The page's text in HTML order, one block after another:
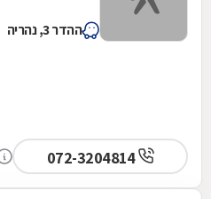
ההדר 3, נהריה
072-3204814